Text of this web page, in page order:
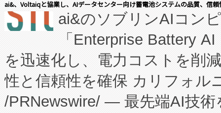
manufacturing™ (FCCM™) プ
たNeXは、バイオ医薬品製造
従来のフェッドバッチ施設の
に、患者やサプライチェーン
キー方式で拡張性が高く、持
ai&、Voltaiqと協業し、AIデータセンター向け蓄電池システムの品質、信
ai&のソブリンAIコン
「Enterprise Battery
を迅速化し、電力コストを削
性と信頼性を確保 カリフォル
/PRNewswire/ — 最先端AI技術